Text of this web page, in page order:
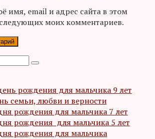
имя, email и адрес сайта в этом
моих комментариев.
рождения для мальчика 9 лет
семьи, любви и верности
рождения для мальчика 7 лет
рождения для мальчика 5 лет
рождения для мальчика